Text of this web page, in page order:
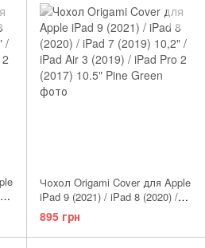
Чохол Origami Cover для Apple
iPad 9 (2021) / iPad 8 (2020) /
iPad 7 (2019) 10,2" / iPad Air 3
(2019) / iPad Pro 2 (2017) 10.5"
Light Purple
895 грн